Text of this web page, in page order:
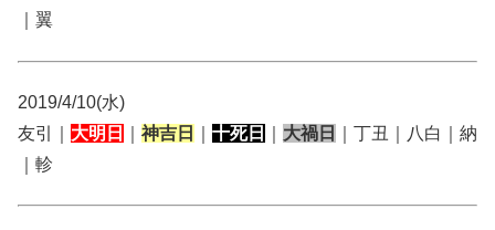
｜翼
2019/4/10(水)
友引｜ 大明日 神吉日 十死日 大禍日
｜丁丑｜八白｜納
｜軫